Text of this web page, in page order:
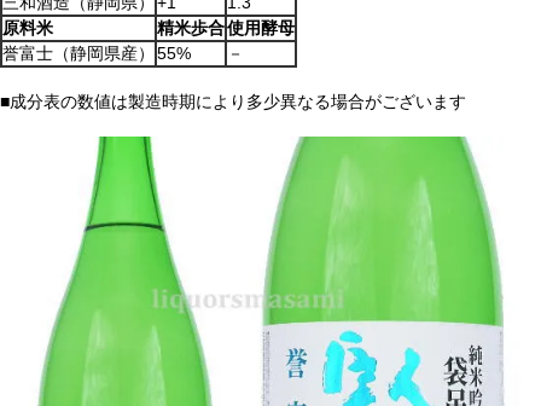
原料米
精米歩合使用酵母
誉富士（静岡県産）
55% －
■成分表の数値は製造時期により多少異なる場合がございます